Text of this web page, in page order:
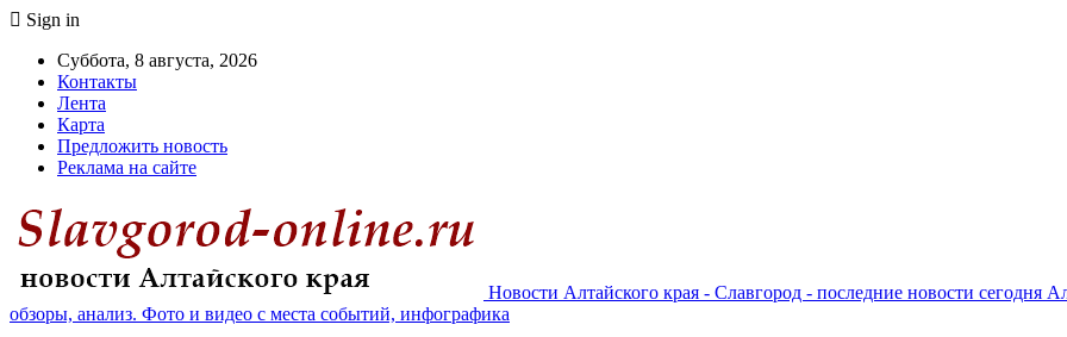
Sign in
Суббота, 8 августа, 2026
Контакты
Лента
Карта
Предложить новость
Реклама на сайте
Новости Алтайского края - Славгород - последние новости сегодня
обзоры, анализ. Фото и видео с места событий, инфографика